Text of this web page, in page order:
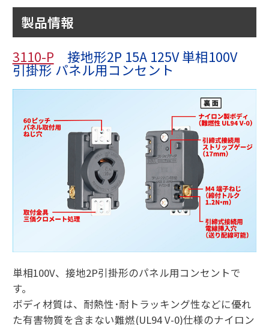
製品情報
3110-P 接地形2P 15A 125V 単相100V
引掛形 パネル用コンセント
単相100V、接地2P引掛形のパネル用コンセントで
す。
ボディ材質は、耐熱性･耐トラッキング性などに優れ
た有害物質を含まない難燃(UL94 V-0)仕様のナイロン